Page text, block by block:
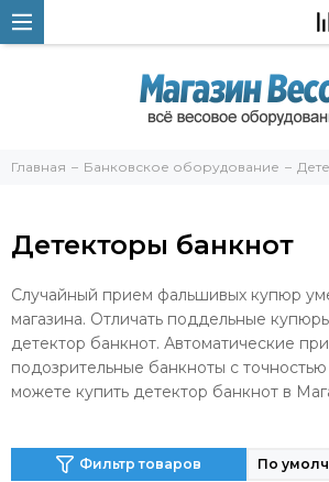
Главная Банковское оборудование
Детекторы банкнот
Случайный прием фальшивых купюр
магазина. Отличать поддельные
детектор банкнот. Автоматические
подозрительные банкноты с
можете купить детектор банкнот в
Фильтр товаров